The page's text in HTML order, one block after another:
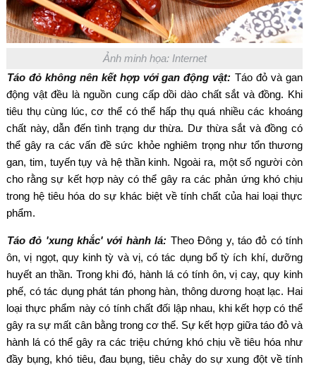
Ảnh minh họa: Internet
Táo đỏ không nên kết hợp với gan động vật: Táo đỏ và gan
động vật đều là nguồn cung cấp dồi dào chất sắt và đồng. Khi
tiêu thụ cùng lúc, cơ thể có thể hấp thụ quá nhiều các khoáng
chất này, dẫn đến tình trạng dư thừa. Dư thừa sắt và đồng có
thể gây ra các vấn đề sức khỏe nghiêm trọng như tổn thương
gan, tim, tuyến tụy và hệ thần kinh. Ngoài ra, một số người còn
cho rằng sự kết hợp này có thể gây ra các phản ứng khó chịu
trong hệ tiêu hóa do sự khác biệt về tính chất của hai loại thực
phẩm.
Táo đỏ 'xung khắc' với hành lá: Theo Đông y, táo đỏ có tính
ôn, vị ngọt, quy kinh tỳ và vị, có tác dụng bổ tỳ ích khí, dưỡng
huyết an thần. Trong khi đó, hành lá có tính ôn, vị cay, quy kinh
phế, có tác dụng phát tán phong hàn, thông dương hoạt lạc. Hai
loại thực phẩm này có tính chất đối lập nhau, khi kết hợp có thể
gây ra sự mất cân bằng trong cơ thể. Sự kết hợp giữa táo đỏ và
hành lá có thể gây ra các triệu chứng khó chịu về tiêu hóa như
đầy bụng, khó tiêu, đau bụng, tiêu chảy do sự xung đột về tính